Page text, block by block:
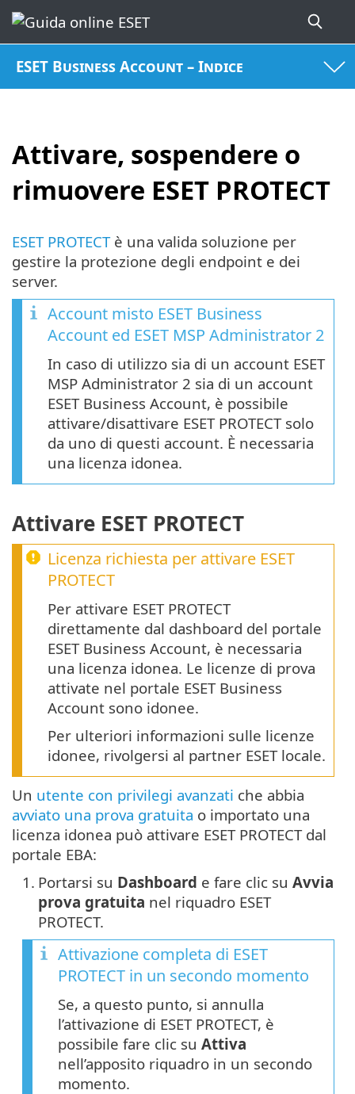
ESET Business Account – Indice
Attivare, sospendere o
rimuovere ESET PROTECT
ESET PROTECTè una valida soluzione per
gestire la protezione degli endpoint e dei
server.
Account misto ESET Business
Account ed ESET MSP Administrator 2
In caso di utilizzo sia di un account ESET
MSP Administrator 2 sia di un account
ESET Business Account, è possibile
attivare/disattivare ESET PROTECT solo
da uno di questi account. È necessaria
una licenza idonea.
Attivare ESET PROTECT
Licenza richiesta per attivare ESET
PROTECT
Per attivare ESET PROTECT
direttamente dal dashboard del portale
ESET Business Account, è necessaria
una licenza idonea. Le licenze di prova
attivate nel portale ESET Business
Account sono idonee.
Per ulteriori informazioni sulle licenze
idonee, rivolgersi al partner ESET locale.
Un utente con privilegi avanzati che abbia
avviato una prova gratuita o importato una
licenza idonea può attivare ESET PROTECT dal
portale EBA:
1. Portarsi su Dashboard e fare clic su Avvia
prova gratuita nel riquadro ESET
PROTECT.
Attivazione completa di ESET
PROTECT in un secondo momento
Se, a questo punto, si annulla
l’attivazione di ESET PROTECT, è
possibile fare clic su Attiva
nell’apposito riquadro in un secondo
momento.